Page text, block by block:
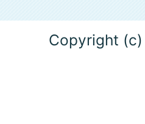
Copyright